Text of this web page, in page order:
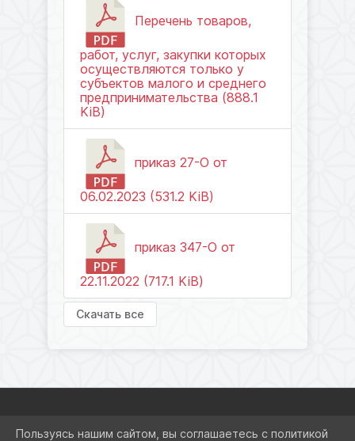
Перечень товаров,
работ, услуг, закупки которых
осуществляются только у
субъектов малого и среднего
предпринимательства (888.1
KiB)
приказ 27-О от
06.02.2023 (531.2 KiB)
приказ 347-О от
22.11.2022 (717.1 KiB)
Скачать все
Пользуясь нашим сайтом, вы соглашаетесь с политикой